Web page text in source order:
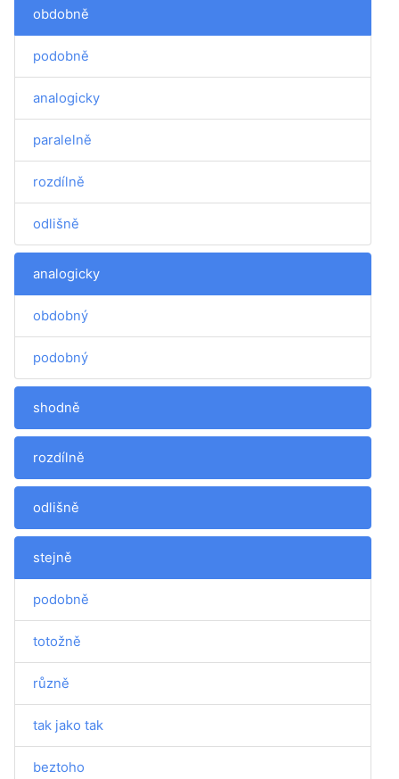
obdobně
podobně
analogicky
paralelně
rozdílně
odlišně
analogicky
obdobný
podobný
shodně
rozdílně
odlišně
stejně
podobně
totožně
různě
tak jako tak
beztoho